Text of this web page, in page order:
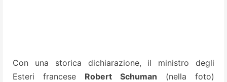
Con una storica dichiarazione, il ministro degli
Esteri francese Robert Schuman (nella foto)